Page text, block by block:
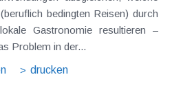
bedingten Reisen) durch
Gastronomie resultieren –
Problem in der...
drucken